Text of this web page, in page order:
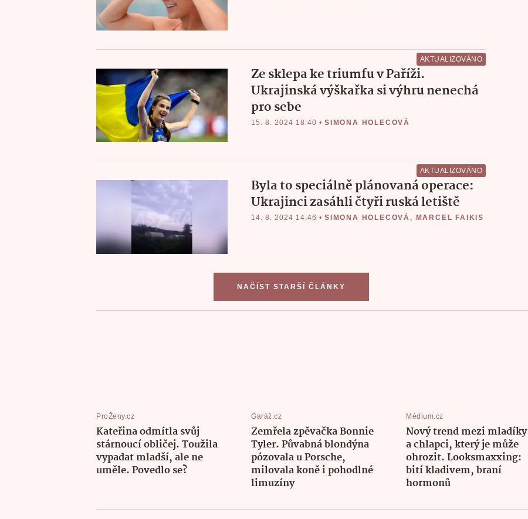
AKTUALIZOVÁNO
Ze sklepa ke triumfu v Paříži.
Ukrajinská výškařka si výhru nenechá
pro sebe
15. 8. 2024 18:40 • SIMONA HOLECOVÁ
AKTUALIZOVÁNO
Byla to speciálně plánovaná operace:
Ukrajinci zasáhli čtyři ruská letiště
14. 8. 2024 14:46 • SIMONA HOLECOVÁ, MARCEL FAIKIS
NAČÍST STARŠÍ ČLÁNKY
ProŽeny.cz
Kateřina odmítla svůj
stárnoucí obličej. Toužila
vypadat mladší, ale ne
uměle. Povedlo se?
Garáž.cz
Zemřela zpěvačka Bonnie
Tyler. Půvabná blondýna
pózovala u Porsche,
milovala koně i pohodlné
limuzíny
Médium.cz
Nový trend mezi mladíky
a chlapci, který je může
ohrozit. Looksmaxxing:
bití kladivem, braní
hormonů